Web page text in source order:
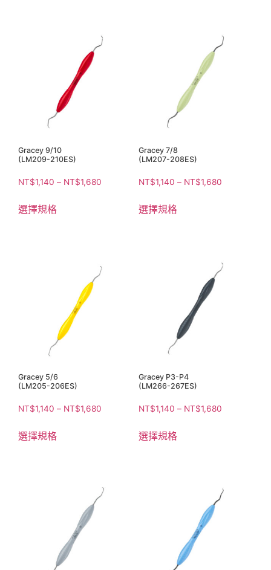
Gracey 9/10
(LM209-210ES)
NT$1,140 – NT$1,680
選擇規格
Gracey 7/8
(LM207-208ES)
NT$1,140 – NT$1,680
選擇規格
Gracey 5/6
(LM205-206ES)
NT$1,140 – NT$1,680
選擇規格
Gracey P3-P4
(LM266-267ES)
NT$1,140 – NT$1,680
選擇規格